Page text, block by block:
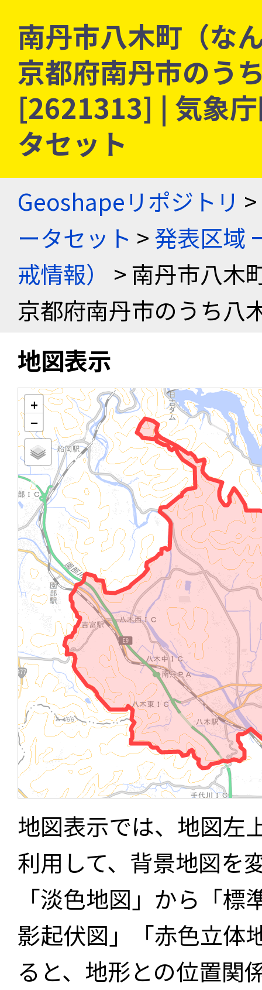
南丹市八木町（な
京都府南丹市のう
[2621313] | 気象
タセット
Geoshapeリポジトリ >
ータセット >発表区域
戒情報）
> 南丹市八木
京都府南丹市のうち八
地図表示
+
−
地図表示では、地図左
利用して、背景地図を
「淡色地図」から「
影起伏図」「赤色立体
ると、地形との位置関